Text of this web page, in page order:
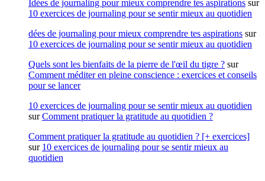
Idées de journaling pour mieux comprendre tes aspirations sur
10 exercices de journaling pour se sentir mieux au quotidien
dées de journaling pour mieux comprendre tes aspirations sur
10 exercices de journaling pour se sentir mieux au quotidien
Quels sont les bienfaits de la pierre de l'œil du tigre ? sur
Comment méditer en pleine conscience : exercices et conseils
pour se lancer
10 exercices de journaling pour se sentir mieux au quotidien
surComment pratiquer la gratitude au quotidien ?
Comment pratiquer la gratitude au quotidien ? [+ exercices]
sur 10 exercices de journaling pour se sentir mieux au
quotidien